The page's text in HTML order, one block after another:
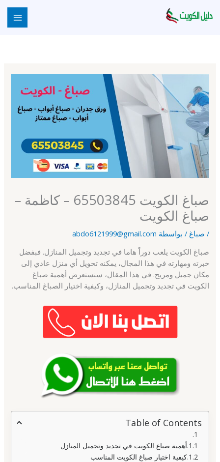
إلى
صباغ الكويت 65503845 – كاظمة –
صباغ الكويت
/ صباغ / بواسطة abdo6121999@gmail.com
صباغ الكويت يلعب دوراً هاما في تجديد وتجميل المنازل. فبفضل
خبرته ومهارته في هذا المجال، يمكنه تحويل أي منزل عادي إلى
مكان جميل ومريح. في هذا المقال، سنستعرض أهمية صباغ
الكويت في تجديد وتجميل المنازل، وكيفية اختيار الصباغ المناسب.
Table of Contents
أهمية صباغ الكويت في تجديد وتجميل المنازل
كيفية اختيار صباغ الكويت المناسب